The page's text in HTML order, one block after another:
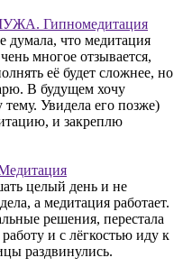
Гипномедитация
думала, что медитация
многое отзывается,
её будет сложнее, но
В будущем хочу
тему. Увидела его позже)
и закреплю
целый день и не
а медитация работает.
решения, перестала
и с лёгкостью иду к
раздвинулись.